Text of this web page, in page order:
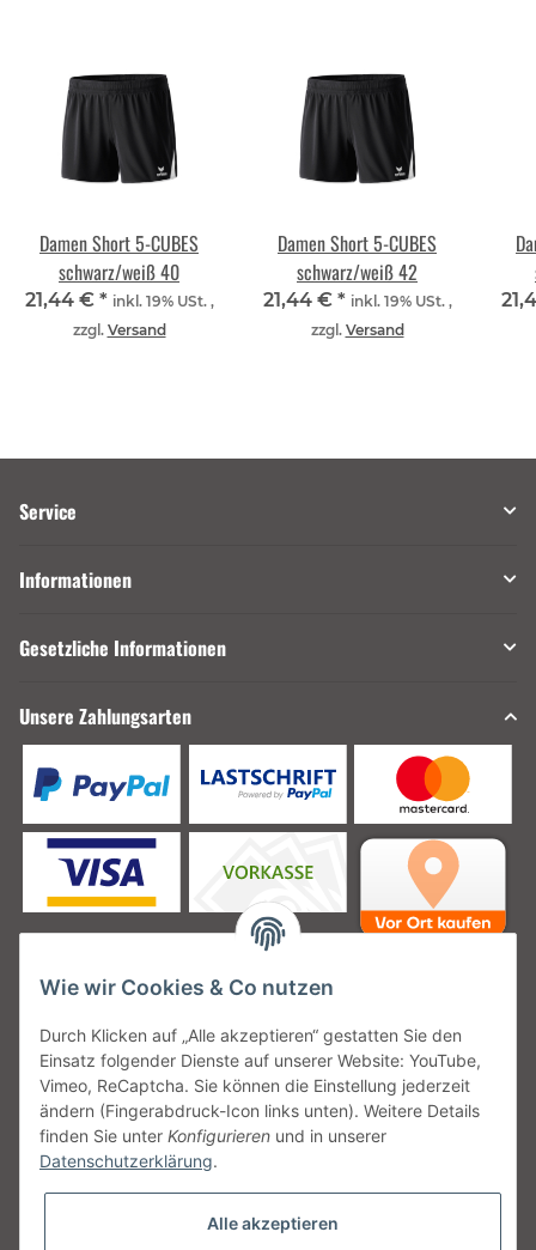
Damen Short 5-CUBES
schwarz/weiß 40
21,44 € * inkl. 19% USt. ,
zzgl. Versand
Damen Short 5-CUBES
schwarz/weiß 42
21,44 € * inkl. 19% USt. ,
zzgl. Versand
Service
Informationen
Gesetzliche Informationen
Unsere Zahlungsarten
Unsere Versanddienstleister
Unsere Communities
Wie wir Cookies & Co nutzen
Durch Klicken auf „Alle akzeptieren“ gestatten Sie den
Einsatz folgender Dienste auf unserer Website: YouTube,
Vimeo, ReCaptcha. Sie können die Einstellung jederzeit
ändern (Fingerabdruck-Icon links unten). Weitere Details
finden Sie unter Konfigurieren und in unserer
Datenschutzerklärung.
Alle akzeptieren